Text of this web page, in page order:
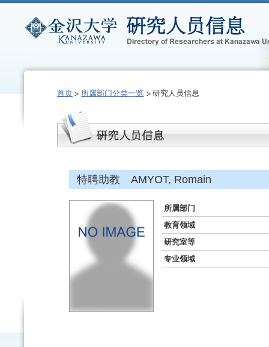
首页 所属部门分类一览 研究人员信息
特聘助教 AMYOT, Romain
所属部门
教育领域
研究室等
专业领域